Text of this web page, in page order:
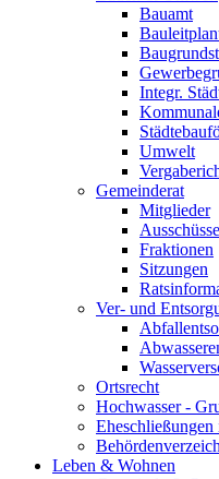
Bauamt
Integr.
Umwelt
Gemeinderat
Mitglieder
Ausschüsse
Fraktionen
Sitzungen
Ver- und
Ortsrecht
Hochwasser -
Leben & Wohnen